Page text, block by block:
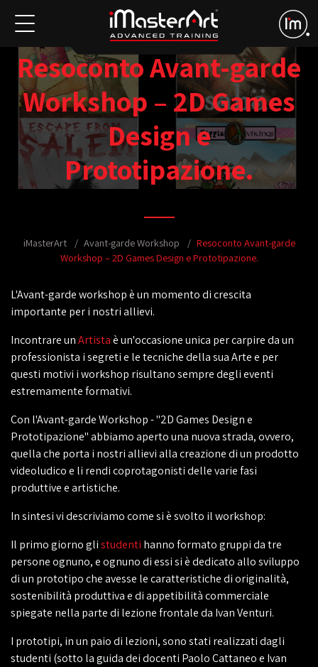
Resoconto Avant-garde
Workshop – 2D Games
Design e
Prototipazione.
iMasterArt Avant-garde Workshop
Resoconto Avant-garde
Workshop – 2D Games Design e Prototipazione.
L'Avant-garde workshop è un momento di crescita
importante per i nostri allievi.
Incontrare unArtistaè un'occasione unica per carpire da un
professionista i segreti e le tecniche della sua Arte e per
questi motivi i workshop risultano sempre degli eventi
estremamente formativi.
Con l'Avant-garde Workshop - "2D Games Design e
Prototipazione" abbiamo aperto una nuova strada, ovvero,
quella che porta i nostri allievi alla creazione di un prodotto
videoludico e li rendi coprotagonisti delle varie fasi
produttive e artistiche.
In sintesi vi descriviamo come si è svolto il workshop:
Il primo giorno glistudenti hanno formato gruppi da tre
persone ognuno, e ognuno di essi si è dedicato allo sviluppo
di un prototipo che avesse le caratteristiche di originalità,
sostenibilità produttiva e di appetibilità commerciale
spiegate nella parte di lezione frontale da Ivan Venturi.
I prototipi, in un paio di lezioni, sono stati realizzati dagli
studenti (sotto la guida dei docenti Paolo Cattaneo e Ivan